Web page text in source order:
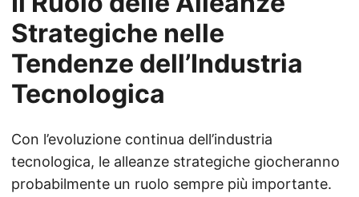
Strategiche nelle
Tendenze dell’Industria
Tecnologica
Con l’evoluzione continua dell’industria
tecnologica, le alleanze strategiche giocheranno
probabilmente un ruolo sempre più importante.